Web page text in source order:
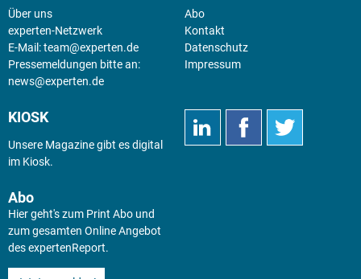
Über uns
experten-Netzwerk
E-Mail:team@experten.de
Pressemeldungen bitte an:
news@experten.de
Abo
Kontakt
Datenschutz
Impressum
KIOSK
Unsere Magazine gibt es digital
im Kiosk.
Abo
Hier geht's zum Print Abo und
zum gesamten Online Angebot
des expertenReport.